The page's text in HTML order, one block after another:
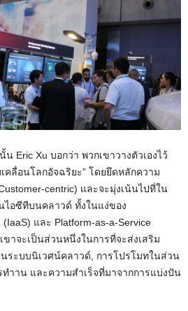
Eric Xu บอกว่า พวกเขาวางตัวเองไว้
คลื่อนโลกอัจฉริยะ” โดยยึดหลักความ
centric) และจะมุ่งเน้นไปที่ใน
ไอซีทีบนคลาวด์ ทั้งในแง่ของ
และ Platform-as-a-Service
าจะเป็นส่วนหนึ่งในการที่จะส่งเสริม
นระบบนิเวศน์คลาวด์, การโปรโมทในส่วน
ำาน และความสำเร็จที่มาจากการแบ่งปัน